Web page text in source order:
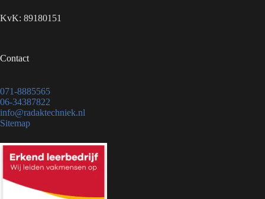
KvK: 89180151
Contact
071-8885565
06-34387822
info@radaktechniek.nl
Sitemap